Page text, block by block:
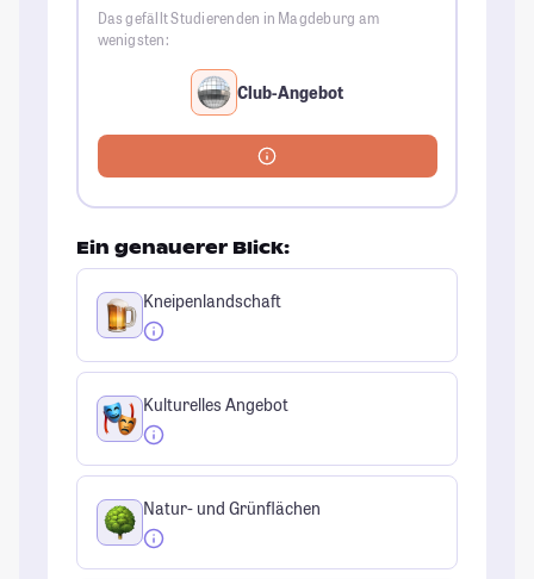
Das gefällt Studierenden in Magdeburg am
wenigsten:
Club-Angebot
Ein genauerer Blick:
Kneipenlandschaft
Kulturelles Angebot
Natur- und Grünflächen